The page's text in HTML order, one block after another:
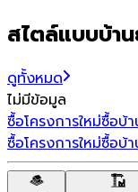
สไตล์แบบบ้า
ดูทั้งหมด
ไม่มีข้อมูล
ซื้อโครงการใหม่ซื้อบ้
ซื้อโครงการใหม่ซื้อบ้